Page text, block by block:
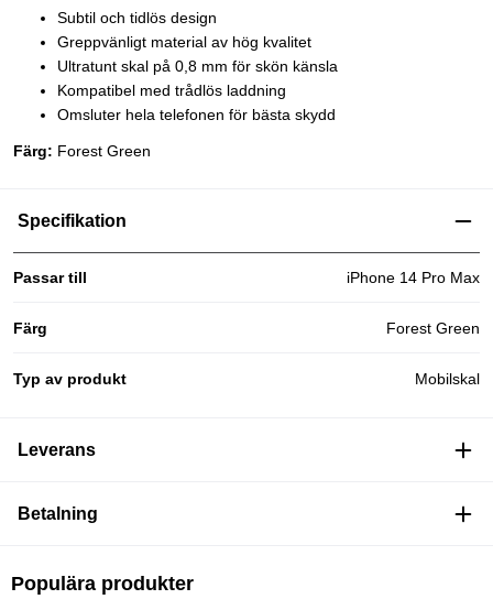
Subtil och tidlös design
Greppvänligt material av hög kvalitet
Ultratunt skal på 0,8 mm för skön känsla
Kompatibel med trådlös laddning
Omsluter hela telefonen för bästa skydd
Färg: Forest Green
Specifikation
Passar till iPhone 14 Pro Max
Färg Forest Green
Typ av produkt Mobilskal
Leverans
Betalning
Populära produkter